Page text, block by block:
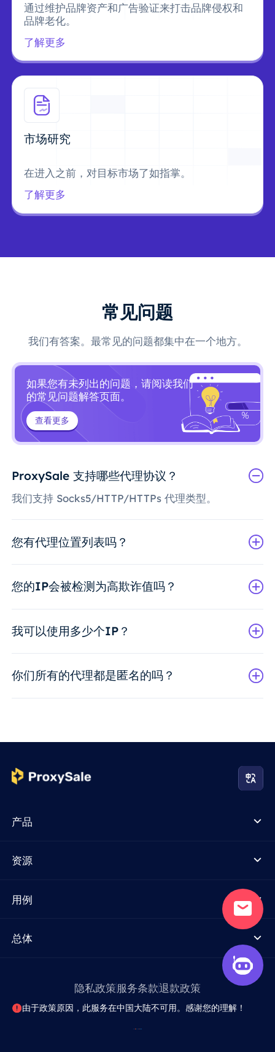
通过维护品牌资产和广告验证来打击品牌侵权和
品牌老化。
了解更多
市场研究
在进入之前，对目标市场了如指掌。
了解更多
常见问题
我们有答案。最常见的问题都集中在一个地方。
如果您有未列出的问题，请阅读我们
的常见问题解答页面。
查看更多
ProxySale 支持哪些代理协议？
我们支持 Socks5/HTTP/HTTPs 代理类型。
您有代理位置列表吗？
您的IP会被检测为高欺诈值吗？
我可以使用多少个IP？
你们所有的代理都是匿名的吗？
产品
资源
用例
总体
隐私政策服务条款退款政策
由于政策原因，此服务在中国大陆不可用。感谢您的理解！